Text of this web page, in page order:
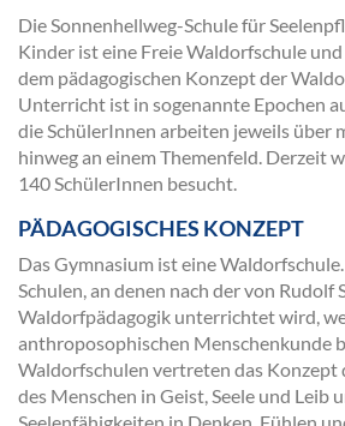
Die Sonnenhellweg-Schule für
Kinder ist eine Freie Waldorfschule
dem pädagogischen Konzept der
Unterricht ist in sogenannte Epochen
die SchülerInnen arbeiten jeweils über
hinweg an einem Themenfeld. Derzeit
140 SchülerInnen besucht.
PÄDAGOGISCHES KONZEPT
Das Gymnasium ist eine
Schulen, an denen nach der von Rudolf
Waldorfpädagogik unterrichtet wird,
anthroposophischen Menschenkunde
Waldorfschulen vertreten das Konzept
des Menschen in Geist, Seele und Leib